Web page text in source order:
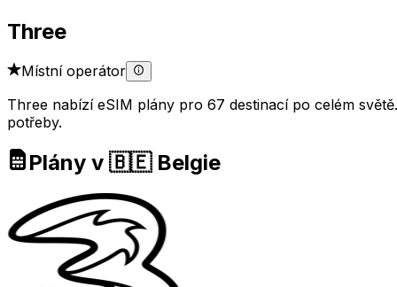
Three
Místní operátor
Three nabízí eSIM plány pro 67 destinací po celém
potřeby.
Plány v 🇧🇪 Belgie